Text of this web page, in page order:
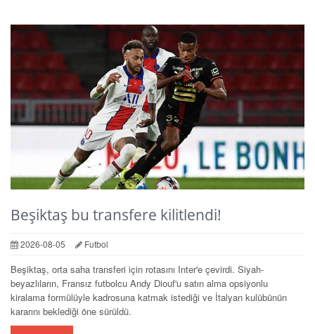
Beşiktaş bu transfere kilitlendi!
2026-08-05 Futbol
Beşiktaş, orta saha transferi için rotasını Inter'e çevirdi. Siyah-
beyazlıların, Fransız futbolcu Andy Diouf'u satın alma opsiyonlu
kiralama formülüyle kadrosuna katmak istediği ve İtalyan kulübünün
kararını beklediği öne sürüldü.